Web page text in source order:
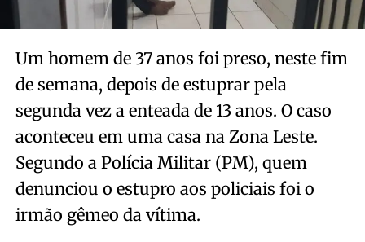
Um homem de 37 anos foi preso, neste fim
de semana, depois de estuprar pela
segunda vez a enteada de 13 anos. O caso
aconteceu em uma casa na Zona Leste.
Segundo a Polícia Militar (PM), quem
denunciou o estupro aos policiais foi o
irmão gêmeo da vítima.